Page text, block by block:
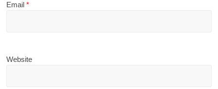
Email*
Website